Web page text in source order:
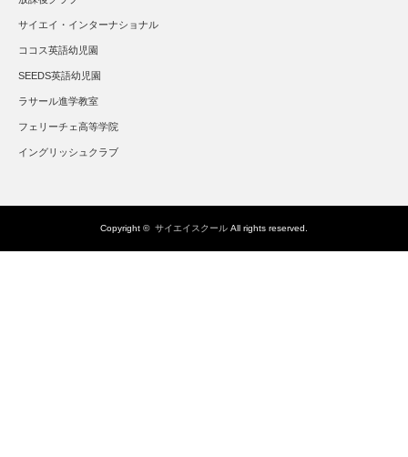
サイエイ・インターナショナル
ココス英語幼児園
SEEDS英語幼児園
ラサール進学教室
フェリーチェ高等学院
イングリッシュクラブ
Copyright © サイエイスクール All rights reserved.